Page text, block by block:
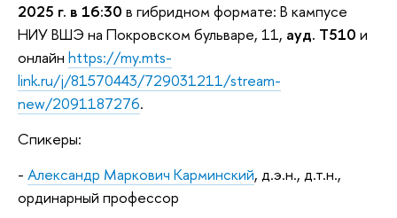
2025 г. в 16:30 в гибридном формате: В кампусе
НИУ ВШЭ на Покровском бульваре, 11, ауд. Т510 и
онлайн https://my.mts-
link.ru/j/81570443/729031211/stream-
new/2091187276.
Спикеры:
- Александр Маркович Карминский, д.э.н., д.т.н.,
ординарный профессор